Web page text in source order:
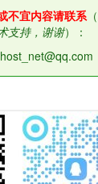
不宜内容请联系（
支持，谢谢）：